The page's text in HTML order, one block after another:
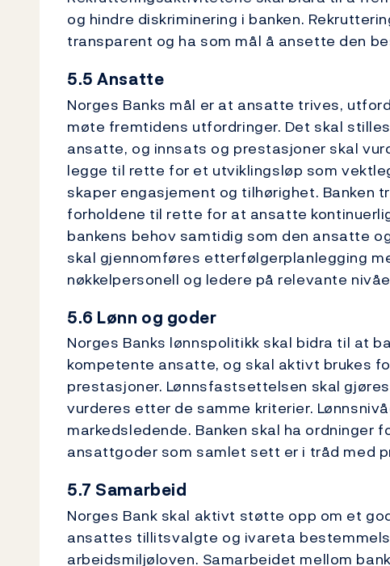
og hindre diskriminering i banken.
transparent og ha som mål å ansette den
5.5 Ansatte
Norges Banks mål er at ansatte trives,
møte fremtidens utfordringer. Det skal
ansatte, og innsats og prestasjoner skal
legge til rette for et utviklingsløp som
skaper engasjement og tilhørighet. Banken
forholdene til rette for at ansatte
bankens behov samtidig som den ansatte
skal gjennomføres etterfølgerplanlegging
nøkkelpersonell og ledere på relevante
5.6 Lønn og goder
Norges Banks lønnspolitikk skal bidra til at
kompetente ansatte, og skal aktivt brukes
prestasjoner. Lønnsfastsettelsen skal
vurderes etter de samme kriterier.
markedsledende. Banken skal ha ordninger
ansattgoder som samlet sett er i tråd med
5.7 Samarbeid
Norges Bank skal aktivt støtte opp om et
ansattes tillitsvalgte og ivareta
arbeidsmiljøloven. Samarbeidet mellom